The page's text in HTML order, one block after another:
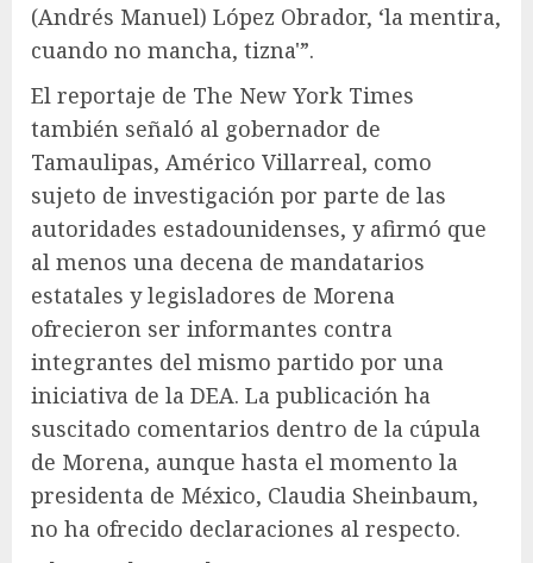
(Andrés Manuel) López Obrador, ‘la mentira,
cuando no mancha, tizna'”.
El reportaje de The New York Times
también señaló al gobernador de
Tamaulipas, Américo Villarreal, como
sujeto de investigación por parte de las
autoridades estadounidenses, y afirmó que
al menos una decena de mandatarios
estatales y legisladores de Morena
ofrecieron ser informantes contra
integrantes del mismo partido por una
iniciativa de la DEA. La publicación ha
suscitado comentarios dentro de la cúpula
de Morena, aunque hasta el momento la
presidenta de México, Claudia Sheinbaum,
no ha ofrecido declaraciones al respecto.